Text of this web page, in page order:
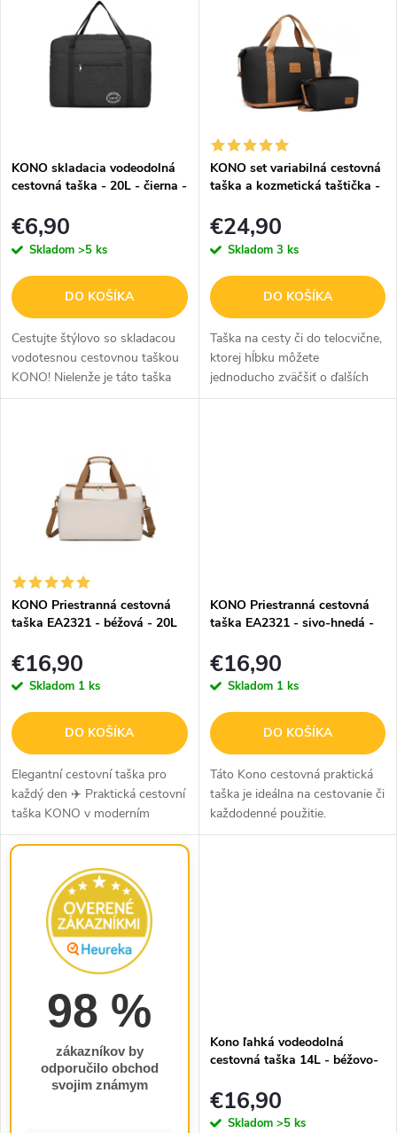
p
r
o
d
u
k
t
o
p
r
o
d
u
k
t
o
KONO skladacia vodeodolná
cestovná taška - 20L - čierna -
€6,90
Skladom >5 ks
DO KOŠÍKA
Cestujte štýlovo so skladacou
vodotesnou cestovnou taškou
KONO! Nielenže je táto taška
ideálna na krátke cesty a
KONO set variabilná cestovná
taška a kozmetická taštička -
€24,90
Skladom 3 ks
DO KOŠÍKA
Taška na cesty či do telocvične,
ktorej hĺbku môžete
jednoducho zväčšiť o ďalších
12 cm, staší odopnúť zips.
KONO Priestranná cestovná
taška EA2321 - béžová - 20L
€16,90
Skladom 1 ks
DO KOŠÍKA
Elegantní cestovní taška pro
každý den ✈️ Praktická cestovní
taška KONO v moderním
béžovém provedení je ideální
volbou pro víkendové pobyty,
pracovní cesty i každodenní...
KONO Priestranná cestovná
taška EA2321 - sivo-hnedá -
€16,90
Skladom 1 ks
DO KOŠÍKA
Táto Kono cestovná praktická
taška je ideálna na cestovanie či
každodenné použitie.
Kombinuje funkčnosť a
98 %
zákazníkov by
odporučilo obchod
svojim známym
Kono ľahká vodeodolná
cestovná taška 14L - béžovo-
€16,90
Skladom >5 ks